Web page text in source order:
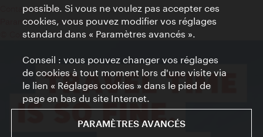
Contact presse
Paramètres de cookies
© Copyright WienTourismus
possible. Si vous ne voulez pas accepter ces
cookies, vous pouvez modifier vos réglages
standard dans « Paramètres avancés ».
Conseil : vous pouvez changer vos réglages
de cookies à tout moment lors d'une visite via
le lien « Réglages cookies » dans le pied de
page en bas du site Internet.
PARAMÈTRES AVANCÉS